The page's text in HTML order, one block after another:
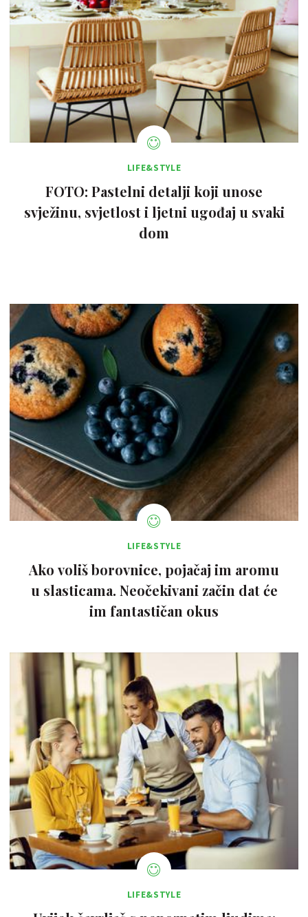
LIFE&STYLE
FOTO: Pastelni detalji koji unose
svježinu, svjetlost i ljetni ugođaj u svaki
dom
LIFE&STYLE
Ako voliš borovnice, pojačaj im aromu
u slasticama. Neočekivani začin dat će
im fantastičan okus
LIFE&STYLE